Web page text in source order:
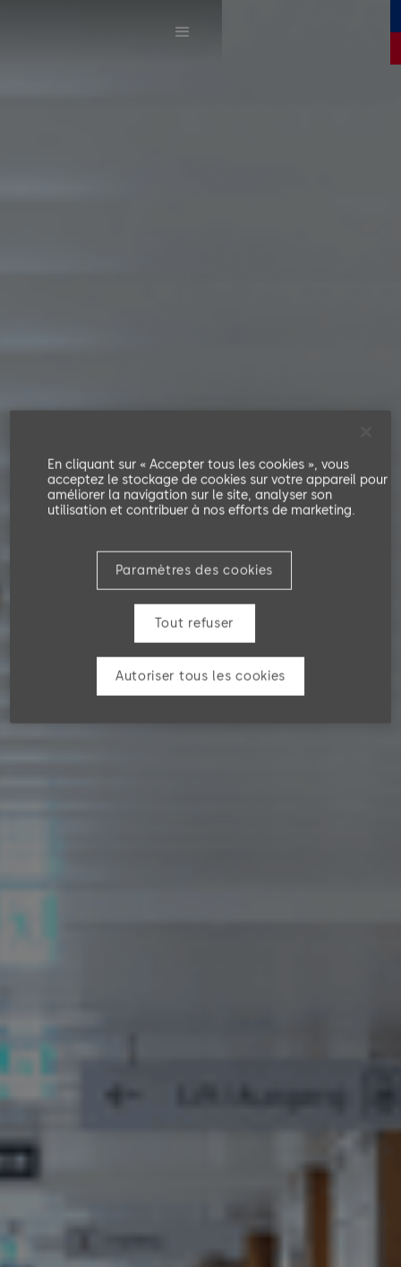
En cliquant sur « Accepter tous les cookies », vous
acceptez le stockage de cookies sur votre appareil pour
améliorer la navigation sur le site, analyser son
utilisation et contribuer à nos efforts de marketing.
Paramètres des cookies
Tout refuser
Autoriser tous les cookies